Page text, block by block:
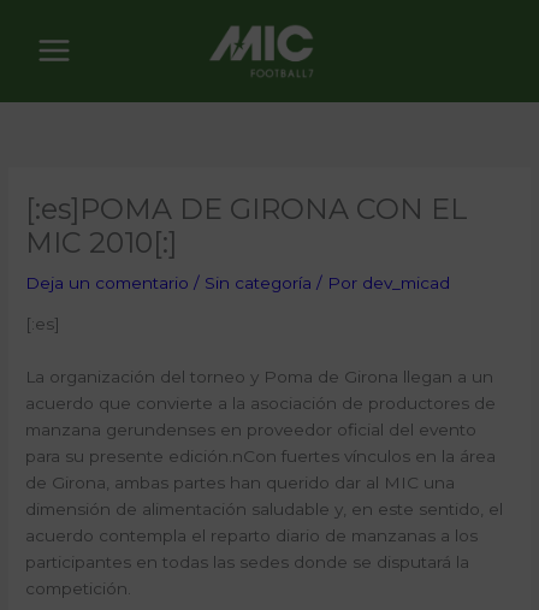
contenido
[:es]POMA DE GIRONA CON EL
MIC 2010[:]
Deja un comentario / Sin categoría / Por dev_micad
[:es]
La organización del torneo y Poma de Girona llegan a un
acuerdo que convierte a la asociación de productores de
manzana gerundenses en proveedor oficial del evento
para su presente edición.nCon fuertes vínculos en la área
de Girona, ambas partes han querido dar al MIC una
dimensión de alimentación saludable y, en este sentido, el
acuerdo contempla el reparto diario de manzanas a los
participantes en todas las sedes donde se disputará la
competición.